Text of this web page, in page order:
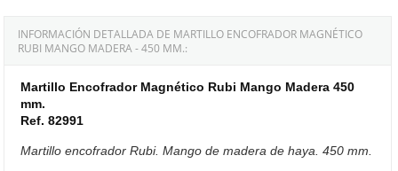
INFORMACIÓN DETALLADA DE MARTILLO ENCOFRADOR MAGNÉTICO
RUBI MANGO MADERA - 450 MM.:
Martillo Encofrador Magnético Rubi Mango Madera 450
mm.
Ref. 82991
Martillo encofrador Rubi. Mango de madera de haya. 450 mm.